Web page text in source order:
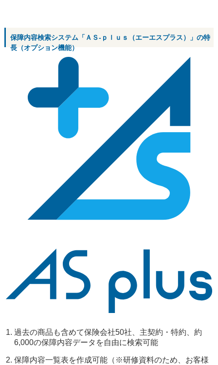
保障内容検索システム「ＡＳ-ｐｌｕｓ（エーエスプラス）」の特
長（オプション機能）
過去の商品も含めて保険会社50社、主契約・特約、約
6,000の保障内容データを自由に検索可能
保障内容一覧表を作成可能（※研修資料のため、お客様